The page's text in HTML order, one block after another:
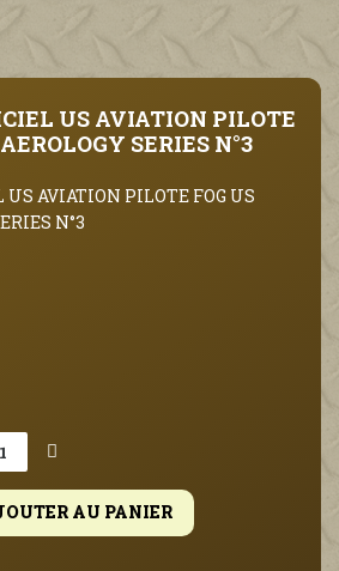
US AVIATION PILOTE
SERIES N°3
AVIATION PILOTE FOG US
N°3
AU PANIER